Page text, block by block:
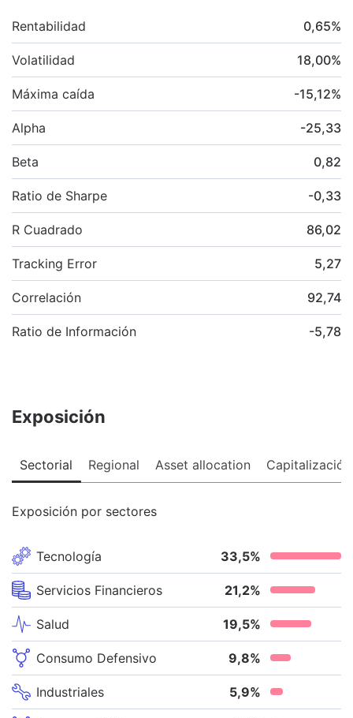
Rentabilidad 0,65%
Volatilidad 18,00%
Máxima caída -15,12%
Alpha -25,33
Beta 0,82
Ratio de Sharpe -0,33
R Cuadrado 86,02
Tracking Error 5,27
Correlación 92,74
Ratio de Información -5,78
Exposición
Sectorial Regional Asset allocation Capitalización
Exposición por sectores
Tecnología 33,5%
Servicios Financieros 21,2%
Salud 19,5%
Consumo Defensivo 9,8%
Industriales 5,9%